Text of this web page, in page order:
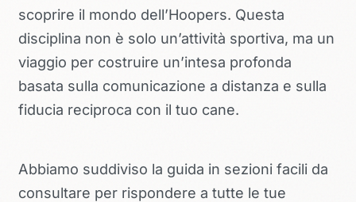
scoprire il mondo dell’Hoopers. Questa
disciplina non è solo un’attività sportiva, ma un
viaggio per costruire un’intesa profonda
basata sulla comunicazione a distanza e sulla
fiducia reciproca con il tuo cane.
Abbiamo suddiviso la guida in sezioni facili da
consultare per rispondere a tutte le tue